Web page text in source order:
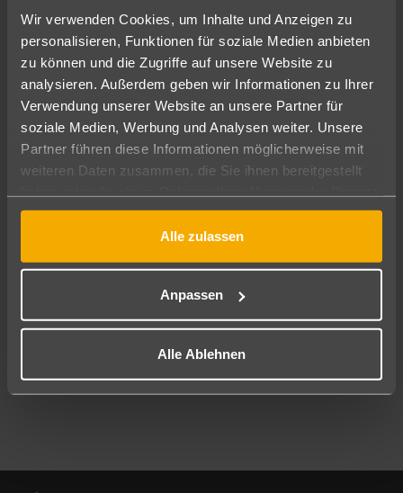
Wir verwenden Cookies, um Inhalte und Anzeigen zu
personalisieren, Funktionen für soziale Medien anbieten
zu können und die Zugriffe auf unsere Website zu
analysieren. Außerdem geben wir Informationen zu Ihrer
Verwendung unserer Website an unsere Partner für
soziale Medien, Werbung und Analysen weiter. Unsere
Partner führen diese Informationen möglicherweise mit
weiteren Daten zusammen, die Sie ihnen bereitgestellt
gesammelt haben.
Alle zulassen
Anpassen
Alle Ablehnen
Ändere die Kriterien nach deinen Wünschen
Pauschal Nur Hotel
Abflughafen
Alle Abflughäfen
09.08.26–07.08.27 7-21 Nächte
Mehr Filter anzeigen